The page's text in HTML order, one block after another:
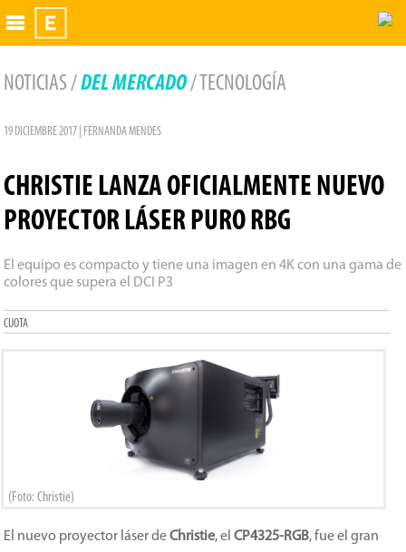
Exhibidor
NOTICIAS /DEL MERCADO/ TECNOLOGÍA
19 DICIEMBRE 2017 | FERNANDA MENDES
CHRISTIE LANZA OFICIALMENTE NUEVO
PROYECTOR LÁSER PURO RBG
El equipo es compacto y tiene una imagen en 4K con una gama de
colores que supera el DCI P3
CUOTA
(Foto: Christie)
El nuevo proyector láser deChristie, elCP4325-RGB, fue el gran